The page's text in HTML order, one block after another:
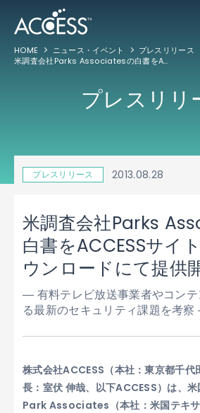
HOME ニュース・イベント
プレスリリース
米調査会社Parks Associatesの白書をACCESSサイトから無料ダウンロードにて提供開始
プレスリリ
プレスリリース 2013.08.28
米調査会社Parks
白書をACCESSサイ
ウンロードにて提供
― 有料テレビ放送事業者やコン
る最新のセキュリティ課題を考
株式会社ACCESS（本社：東京都千代
長：室伏 伸哉、以下ACCESS）は、
Park Associates（本社：米国テキサ